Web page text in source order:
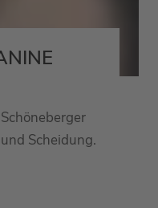
Scheidung.